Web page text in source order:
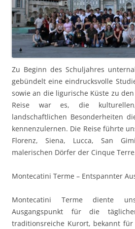
Zu Beginn des Schuljahres
gebündelt eine eindrucksvolle
sowie an die ligurische Küste zu
Reise war es, die
landschaftlichen Besonderheiten
kennenzulernen. Die Reise führte
Florenz, Siena, Lucca, San
malerischen Dörfer der Cinque
Montecatini Terme – Entspannter
Montecatini Terme diente
Ausgangspunkt für die
traditionsreiche Kurort, bekannt für